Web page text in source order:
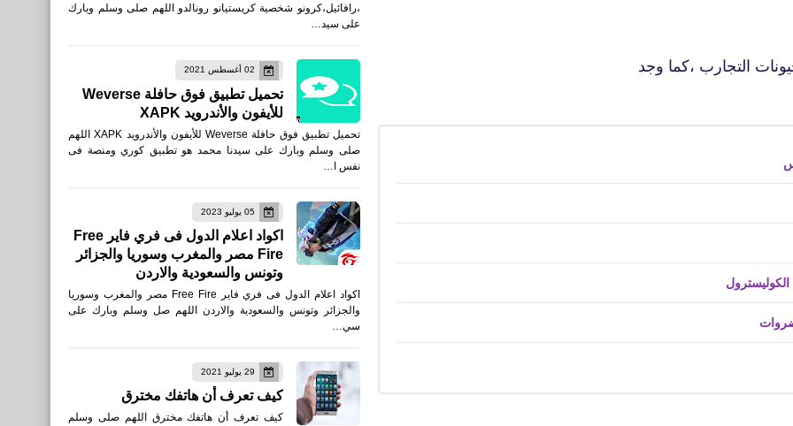
التجارب ،كما وجد
،رافائيل،كرونو شخصية كريستيانو رونالدو اللهم صلى وسلم وبارك
على سيد…
02 أغسطس 2021
تحميل تطبيق فوق حافلة Weverse
للأيفون والأندرويد XAPK
تحميل تطبيق فوق حافلة Weverse للأيفون والأندرويد XAPK اللهم
صلى وسلم وبارك على سيدنا محمد هو تطبيق كوري ومنصة فى
نفس ا…
05 يوليو 2023
اكواد اعلام الدول فى فري فاير Free
Fire مصر والمغرب وسوريا والجزائر
وتونس والسعودية والاردن
اكواد اعلام الدول فى فري فاير Free Fire مصر والمغرب وسوريا
والجزائر وتونس والسعودية والاردن اللهم صل وسلم وبارك على
سي…
29 يوليو 2021
كيف تعرف أن هاتفك مخترق
كيف تعرف أن هاتفك مخترق اللهم صلى وسلم
تحميل لعبة Velocity Rush :
Z‏ أطلاق النار على المرتزقة
والزومبي في المدينة
09 فبراير 2022
العاب
تحميل لعبة 퇴근길랠리 لأجهزة
الأندرويد
fovtech
العاب
تحميل لعبة Fnite Fire